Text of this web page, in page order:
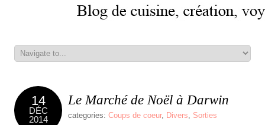
14
DÉC
2014
Le Marché de Noël à Darwin
categories: Coups de coeur, Divers, Sorties